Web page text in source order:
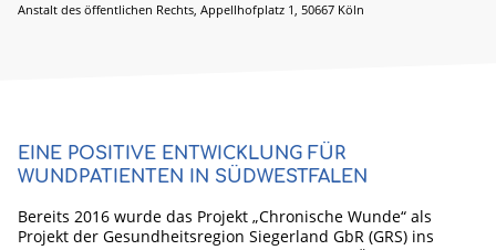
Anstalt des öffentlichen Rechts, Appellhofplatz 1, 50667 Köln
EINE POSITIVE ENTWICKLUNG FÜR
WUNDPATIENTEN IN SÜDWESTFALEN
Bereits 2016 wurde das Projekt „Chronische Wunde“ als
Projekt der Gesund­heits­region Sieger­land GbR (GRS) ins